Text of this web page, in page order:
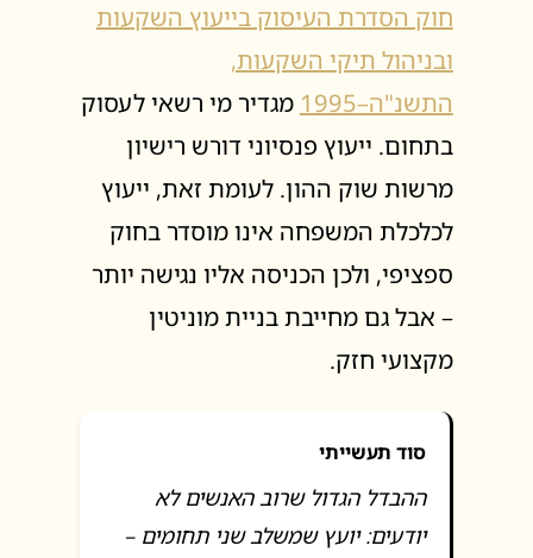
חוק הסדרת העיסוק בייעוץ השקעות
ובניהול תיקי השקעות,
התשנ"ה–1995
מגדיר מי רשאי לעסוק
בתחום. ייעוץ פנסיוני דורש רישיון
מרשות שוק ההון. לעומת זאת, ייעוץ
לכלכלת המשפחה אינו מוסדר בחוק
ספציפי, ולכן הכניסה אליו נגישה יותר
– אבל גם מחייבת בניית מוניטין
מקצועי חזק.
סוד תעשייתי
ההבדל הגדול שרוב האנשים לא
יודעים: יועץ שמשלב שני תחומים –